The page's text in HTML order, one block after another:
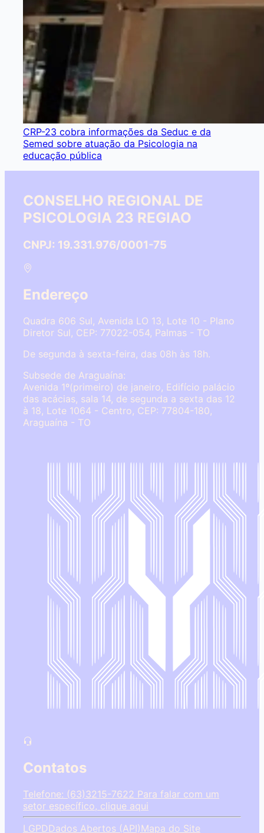
CRP-23 cobra informações da Seduc e da
Semed sobre atuação da Psicologia na
educação pública
CONSELHO REGIONAL DE
PSICOLOGIA 23 REGIAO
CNPJ: 19.331.976/0001-75
Endereço
Quadra 606 Sul, Avenida LO 13, Lote 10 - Plano
Diretor Sul, CEP: 77022-054, Palmas - TO
De segunda à sexta-feira, das 08h às 18h.
Subsede de Araguaína:
Avenida 1º(primeiro) de janeiro, Edifício palácio
das acácias, sala 14, de segunda a sexta das 12
à 18, Lote 1064 - Centro, CEP: 77804-180,
Araguaína - TO
Contatos
Telefone: (63)3215-7622 Para falar com um
setor específico, clique aqui
LGPDDados Abertos (API)Mapa do Site